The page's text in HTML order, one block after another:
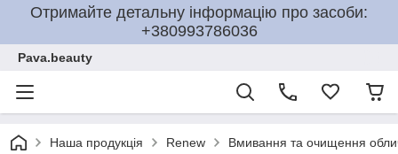
Отримайте детальну інформацію про засоби:
+380993786036
Pava.beauty
Наша продукція Renew Вмивання та очищення